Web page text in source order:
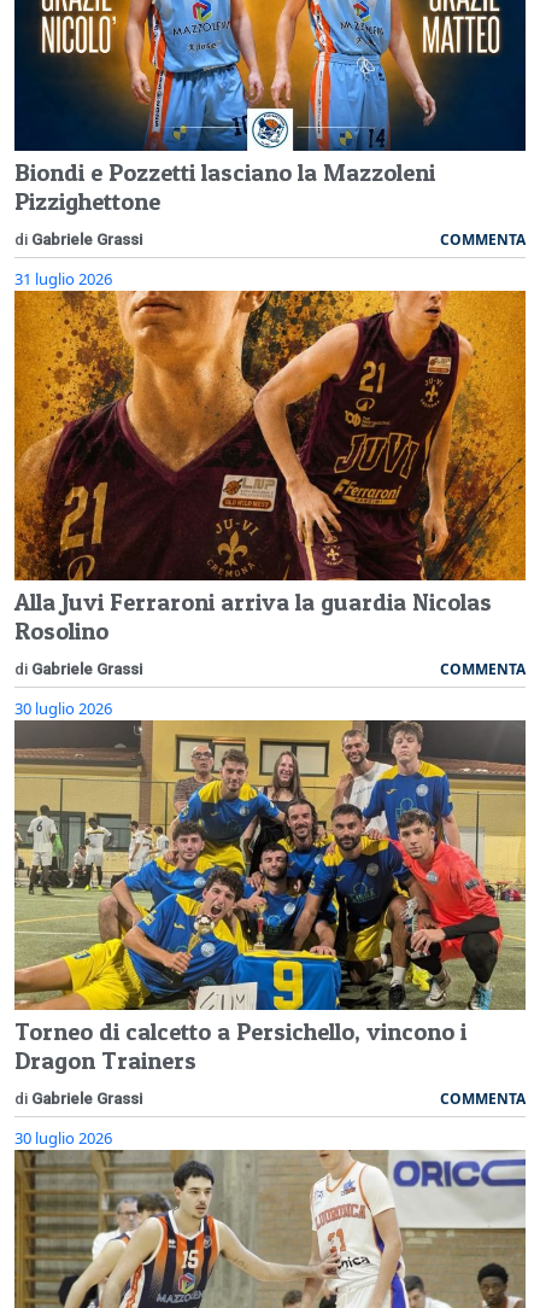
Biondi e Pozzetti lasciano la Mazzoleni
Pizzighettone
di Gabriele Grassi COMMENTA
31 luglio 2026
Alla Juvi Ferraroni arriva la guardia Nicolas
Rosolino
di Gabriele Grassi COMMENTA
30 luglio 2026
Torneo di calcetto a Persichello, vincono i
Dragon Trainers
di Gabriele Grassi COMMENTA
30 luglio 2026